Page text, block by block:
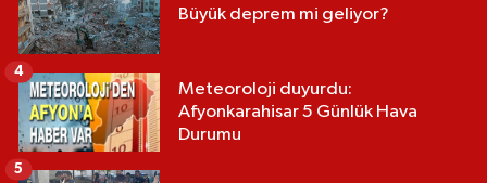
Büyük deprem mi geliyor?
Meteoroloji duyurdu:
Afyonkarahisar 5 Günlük Hava
Durumu
4
5